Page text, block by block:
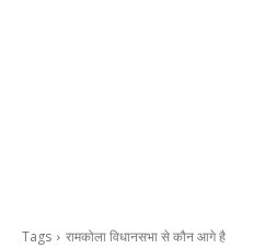
Tags रामकोला विधानसभा से कौन आगे है